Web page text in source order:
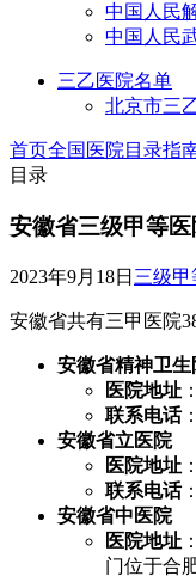
中国人民
中国人民
三乙医院名单
北京市三
首页全国医院目录指
目录
安徽省三级甲等
2023年9月18日 三级
安徽省共有三甲医院
安徽省精神卫生
医院地址
联系电话
安徽省立医院
医院地址
联系电话
安徽省中医院
医院地址
门位于合